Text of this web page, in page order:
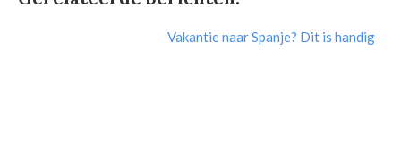
Vakantie naar Spanje? Dit is handig